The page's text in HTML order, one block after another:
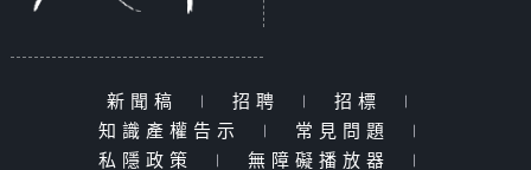
新聞稿 | 招聘 | 招標
|
知識產權告示
| 常見問題
|
私隱政策
| 無障礙播放器 |